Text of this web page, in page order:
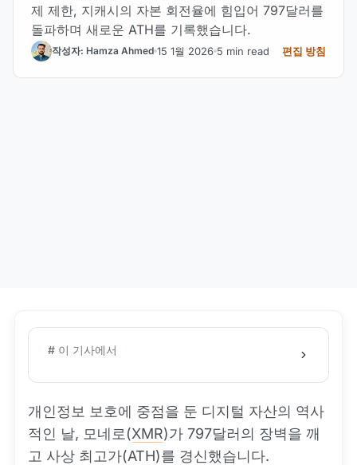
제 제한, 지캐시의 자본 회전율에 힘입어 797달러를
돌파하며 새로운 ATH를 기록했습니다.
작성자: Hamza Ahmed 15 1월 2026 5 min read 편집 방침
# 이 기사에서
개인정보 보호에 중점을 둔 디지털 자산의 역사
적인 날, 모네로(XMR)가 797달러의 장벽을 깨
고 사상 최고가(ATH)를 경신했습니다.